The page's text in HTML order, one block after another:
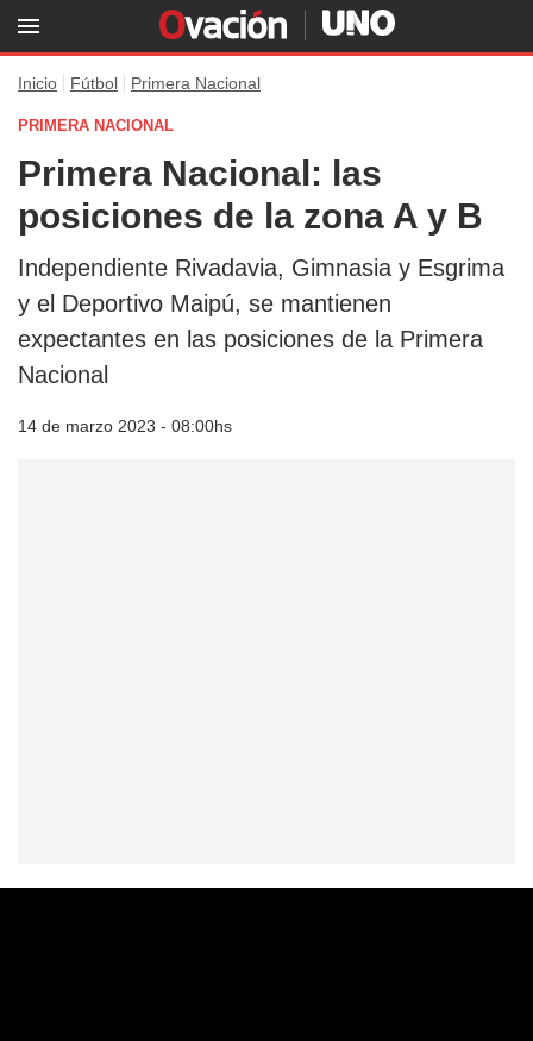
Inicio Fútbol Primera Nacional
PRIMERA NACIONAL
Primera Nacional: las
posiciones de la zona A y B
Independiente Rivadavia, Gimnasia y Esgrima
y el Deportivo Maipú, se mantienen
expectantes en las posiciones de la Primera
Nacional
14 de marzo 2023 - 08:00hs